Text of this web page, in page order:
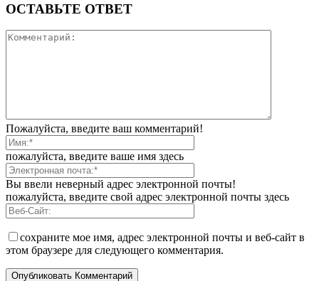
ОСТАВЬТЕ ОТВЕТ
Пожалуйста, введите ваш комментарий!
пожалуйста, введите ваше имя здесь
Вы ввели неверный адрес электронной почты!
пожалуйста, введите свой адрес электронной почты здесь
сохраните мое имя, адрес электронной почты и веб-сайт в
этом браузере для следующего комментария.